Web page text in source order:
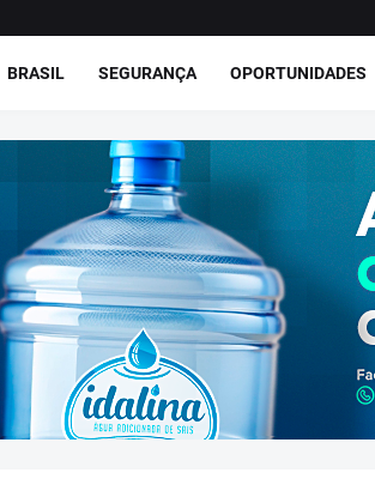
BRASIL SEGURANÇA OPORTUNIDADES